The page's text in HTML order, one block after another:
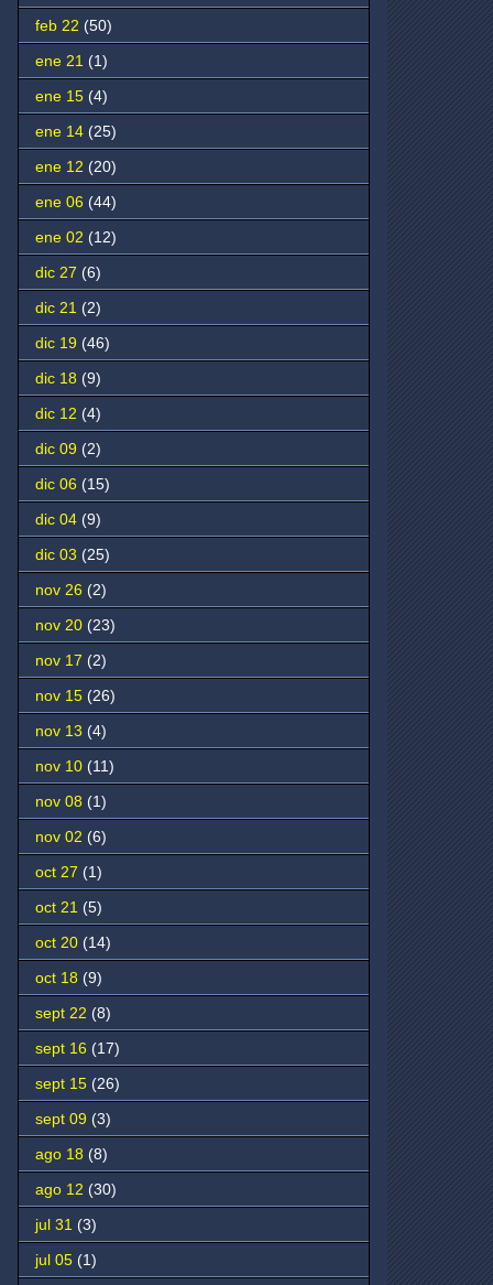
feb 22 (50)
ene 21 (1)
ene 15 (4)
ene 14 (25)
ene 12 (20)
ene 06 (44)
ene 02 (12)
dic 27 (6)
dic 21 (2)
dic 19 (46)
dic 18 (9)
dic 12 (4)
dic 09 (2)
dic 06 (15)
dic 04 (9)
dic 03 (25)
nov 26 (2)
nov 20 (23)
nov 17 (2)
nov 15 (26)
nov 13 (4)
nov 10 (11)
nov 08 (1)
nov 02 (6)
oct 27 (1)
oct 21 (5)
oct 20 (14)
oct 18 (9)
sept 22 (8)
sept 16 (17)
sept 15 (26)
sept 09 (3)
ago 18 (8)
ago 12 (30)
jul 31 (3)
jul 05 (1)